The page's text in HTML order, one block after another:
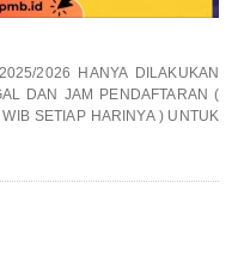
2026 HANYA DILAKUKAN
DAN JAM PENDAFTARAN (
SETIAP HARINYA ) UNTUK